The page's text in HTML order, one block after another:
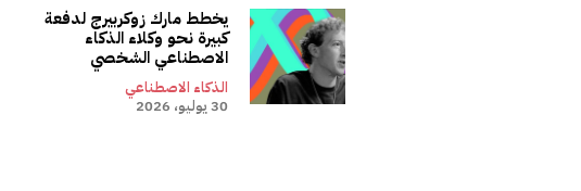
يخطط مارك زوكربيرج لدفعة
كبيرة نحو وكلاء الذكاء
الاصطناعي الشخصي
الذكاء الاصطناعي
30 يوليو، 2026